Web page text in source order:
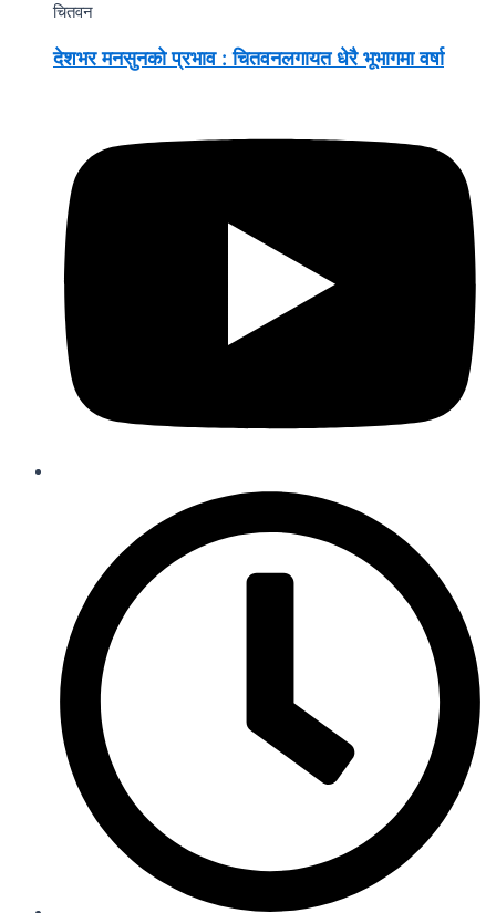
चितवन
देशभर मनसुनको प्रभाव : चितवनलगायत धेरै भूभागमा वर्षा